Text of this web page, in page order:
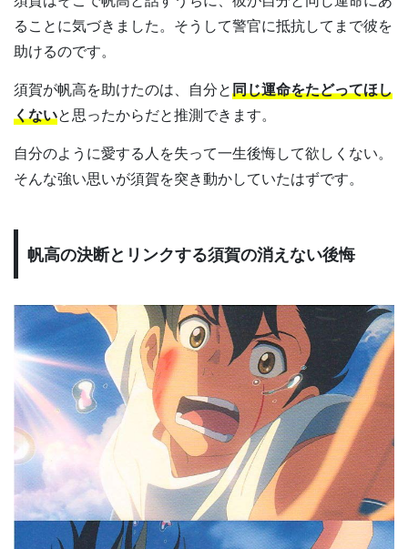
ることに気づきました。そうして警官に抵抗してまで彼を
助けるのです。
須賀が帆高を助けたのは、自分と同じ運命をたどってほし
くないと思ったからだと推測できます。
自分のように愛する人を失って一生後悔して欲しくない。
そんな強い思いが須賀を突き動かしていたはずです。
帆高の決断とリンクする須賀の消えない後悔